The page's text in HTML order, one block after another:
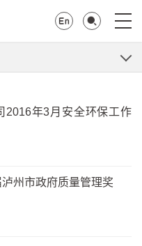
2016年3月安全环保工作
州市政府质量管理奖